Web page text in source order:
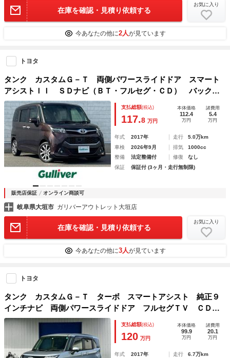
在庫を確認・見積り依頼する
お気に入り
今あなたの他に2人が見ています
トヨタ
タンク カスタムＧ－Ｔ 両側パワースライドドア スマート
アシストＩＩ ＳＤナビ（ＢＴ・フルセグ・ＣＤ） バックカ
メラ クルーズコントロール プリクラッシュセーフティ ビ
ルトインＥＴＣ ＬＥＤヘッドライト 純正フロアマット
支払総額(税込)
117.8 万円
本体価格
112.4
万円
諸費用
5.4
万円
年式 2017年 走行
5.0万km
車検
2026年9月 排気
1000cc
整備
法定整備付 修復
なし
保証
保証付 (3ヶ月・走行無制限)
販売店保証 オンライン商談可
岐阜県大垣市 ガリバーアウトレット大垣店
在庫を確認・見積り依頼する
お気に入り
今あなたの他に3人が見ています
トヨタ
タンク カスタムＧ－Ｔ ターボ スマートアシスト 純正９
インチナビ 両側パワースライドドア フルセグＴＶ ＣＤ
ＤＶＤ バックモニター レザー調シートカバー リトラクタ
ブルミラー スマートアシスト ＬＥＤヘッド＆フォグ
支払総額(税込)
120 万円
本体価格
99.9
万円
諸費用
20.1
万円
年式 2017年 走行
6.7万km